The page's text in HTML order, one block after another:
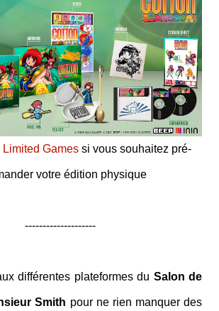
Limited Games si vous souhaitez pré-
votre édition physique
--------------------
différentes plateformes du Salon de
Smith pour ne rien manquer des